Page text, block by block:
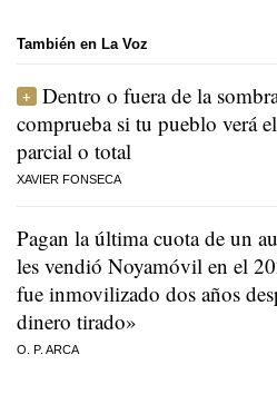
También en La Voz
Dentro o fuera de la
comprueba si tu pueblo verá
parcial o total
XAVIER FONSECA
Pagan la última cuota de un
les vendió Noyamóvil en el
fue inmovilizado dos años
dinero tirado»
O. P. ARCA